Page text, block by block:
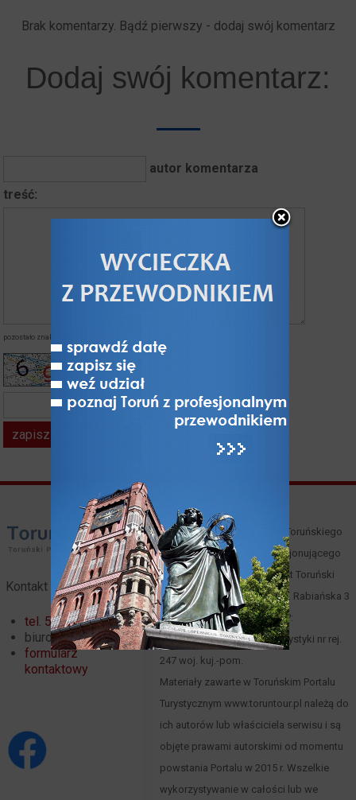
Brak komentarzy. Bądź pierwszy - dodaj swój komentarz
Dodaj swój komentarz:
autor komentarza
treść:
pozostało znaków:
kod z obrazka*
Kontakt
tel. 56 621 02 32
biuro@toruntour.pl
formularz
kontaktowy
Właścicielem i operatorem Toruńskiego
Portalu Turystycznego funkcjonującego
pod domeną toruntour.pl jest Toruński
Serwis Turystyczny, Toruń, ul. Rabiańska 3
(mapa), tel. 66 00 61 352, NIP:
8791221083, Organizator turystyki nr rej.
247 woj. kuj.-pom.
Materiały zawarte w Toruńskim Portalu
Turystycznym www.toruntour.pl należą do
ich autorów lub właściciela serwisu i są
objęte prawami autorskimi od momentu
powstania Portalu w 2015 r. Wszelkie
wykorzystywanie w całości lub we